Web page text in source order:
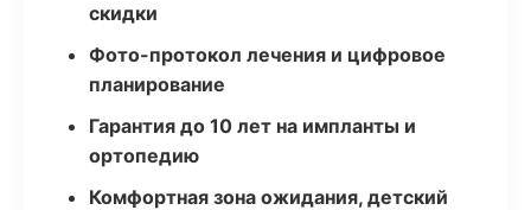
скидки
Фото-протокол лечения и цифровое
планирование
Гарантия до 10 лет на импланты и
ортопедию
Комфортная зона ожидания, детский